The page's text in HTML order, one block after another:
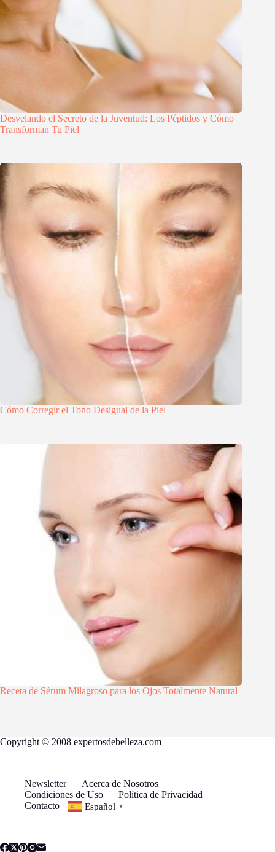
Desvelando el Secreto de la Juventud: Los Péptidos y Cómo
Transforman Tu Piel
Cómo Corregir el Tono Desigual de la Piel
Receta de Sérum Milagroso para los Ojos Totalmente Natural
Copyright © 2008 expertosdebelleza.com
Newsletter
Acerca de Nosotros
Condiciones de Uso
Política de Privacidad
Contacto
Español ▼